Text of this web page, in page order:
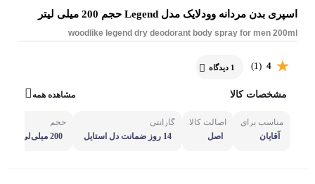
اسپری بدن مردانه وودلایک مدل Legend حجم 200 میلی لیتر
woodlike legend dry deodorant body spray for men 200ml
4
(1) 1 دیدگاه
مشخصات کالا مشاهده همه
مناسب برای
آقایان
اصالت کالا
اصل
گارانتی
14 روز ضمانت دل استایل
حجم
200 میلی‌لی